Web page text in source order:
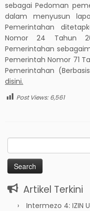
sebagai Pedoman
dalam menyusun
Pemerintahan
Nomor 24 Tahun
Pemerintahan
Pemerintah Nomor 71
Pemerintahan
disini.
Post Views: 6,561
Search
for:
Artikel Terkini
Intermezo 4: IZIN